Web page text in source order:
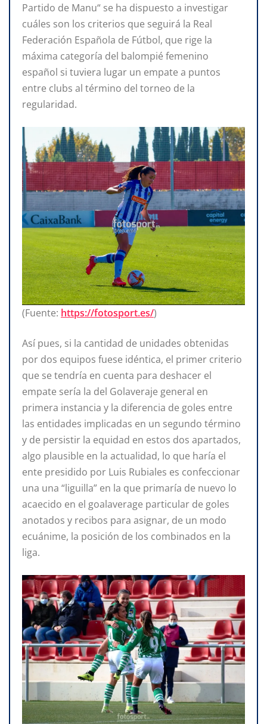
Partido de Manu“ se ha dispuesto a investigar
cuáles son los criterios que seguirá la Real
Federación Española de Fútbol, que rige la
máxima categoría del balompié femenino
español si tuviera lugar un empate a puntos
entre clubs al término del torneo de la
regularidad.
(Fuente: https://fotosport.es/)
Así pues, si la cantidad de unidades obtenidas
por dos equipos fuese idéntica, el primer criterio
que se tendría en cuenta para deshacer el
empate sería la del Golaveraje general en
primera instancia y la diferencia de goles entre
las entidades implicadas en un segundo término
y de persistir la equidad en estos dos apartados,
algo plausible en la actualidad, lo que haría el
ente presidido por Luis Rubiales es confeccionar
una una “liguilla” en la que primaría de nuevo lo
acaecido en el goalaverage particular de goles
anotados y recibos para asignar, de un modo
ecuánime, la posición de los combinados en la
liga.